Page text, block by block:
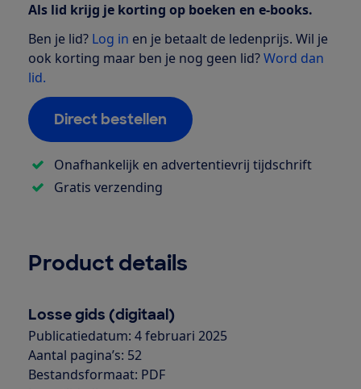
Als lid krijg je korting op boeken en e-books.
Ben je lid? Log in en je betaalt de ledenprijs. Wil je
ook korting maar ben je nog geen lid?Word dan
lid.
Direct bestellen
Onafhankelijk en advertentievrij tijdschrift
Gratis verzending
Product details
Losse gids (digitaal)
Publicatiedatum: 4 februari 2025
Aantal pagina’s: 52
Bestandsformaat: PDF